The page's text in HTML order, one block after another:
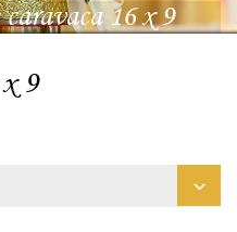
16 x 9
9